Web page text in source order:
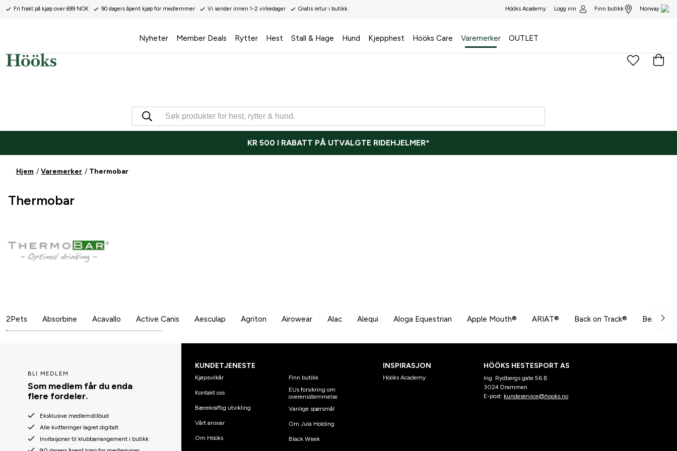
Fri frakt på kjøp over 699 NOK 90 dagers åpent kjøp for medlemmer Vi sender innen 1-2 virkedager Gratis retur i butikk Hööks Academy Logg inn Finn butikk Norway
Nyheter Member Deals Rytter Hest Stall & Hage Hund Kjepphest Hööks Care Varemerker OUTLET
KR 500 I RABATT PÅ UTVALGTE RIDEHJELMER*
Hjem Varemerker Thermobar
Thermobar
2Pets Absorbine Acavallo Active Canis Aesculap Agriton Airowear Alac Alequi Aloga Equestrian Apple Mouth® ARIAT® Back on Track® Beris
BLI MEDLEM
Som medlem får du enda
flere fordeler.
Eksklusive medlemstilbud
Alle kvitteringer lagret digitalt
Invitasjoner til klubbarrangement i butikk
KUNDETJENESTE
Kjøpsvilkår
Kontakt oss
Bærekraftig utvikling
Vårt ansvar
Om Hööks
Finn butikk
EUs forsikring om
overensstemmelse
Vanlige spørsmål
Om Jula Holding
Black Week
INSPIRASJON
Hööks Academy
HÖÖKS HESTESPORT AS
Ing. Rydbergs gate 56 B
3024 Drammen
E-post: kundeservice@hooks.no